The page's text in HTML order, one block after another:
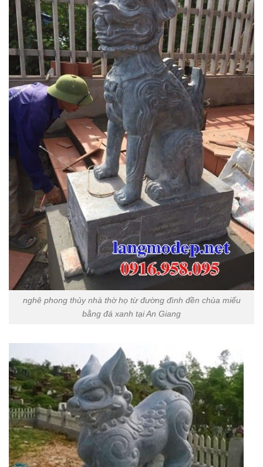
nghê phong thủy nhà thờ họ từ đường đình đền chùa miếu
bằng đá xanh tại An Giang